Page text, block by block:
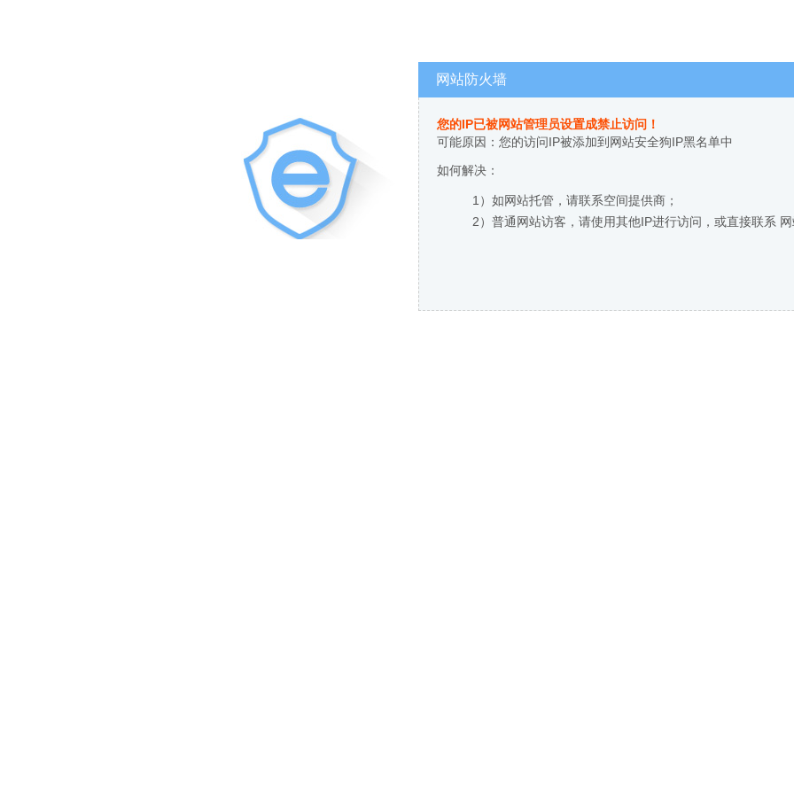
网站防火墙
您的IP已被网站管理员设置成禁止访问！
可能原因：您的访问IP被添加到网站安全狗IP黑名单中
如何解决：
1）如网站托管，请联系空间提供商；
2）普通网站访客，请使用其他IP进行访问，或直接联系 网